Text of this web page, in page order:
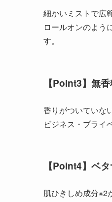
細かいミストで広
ロールオンのよう
す。
【Point3】無
香りがついていな
ビジネス・プライ
【Point4】ベ
肌ひきしめ成分※2